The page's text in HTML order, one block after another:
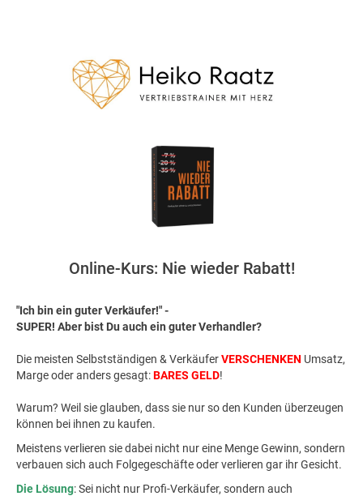
Online-Kurs: Nie wieder Rabatt!
"Ich bin ein guter Verkäufer!" -
SUPER! Aber bist Du auch ein guter Verhandler?
Die meisten Selbstständigen & VerkäuferVERSCHENKEN Umsatz,
Marge oder anders gesagt:BARES GELD!
Warum? Weil sie glauben, dass sie nur so den Kunden überzeugen
können bei ihnen zu kaufen.
Meistens verlieren sie dabei nicht nur eine Menge Gewinn, sondern
verbauen sich auch Folgegeschäfte oder verlieren gar ihr Gesicht.
Die Lösung: Sei nicht nur Profi-Verkäufer, sondern auch